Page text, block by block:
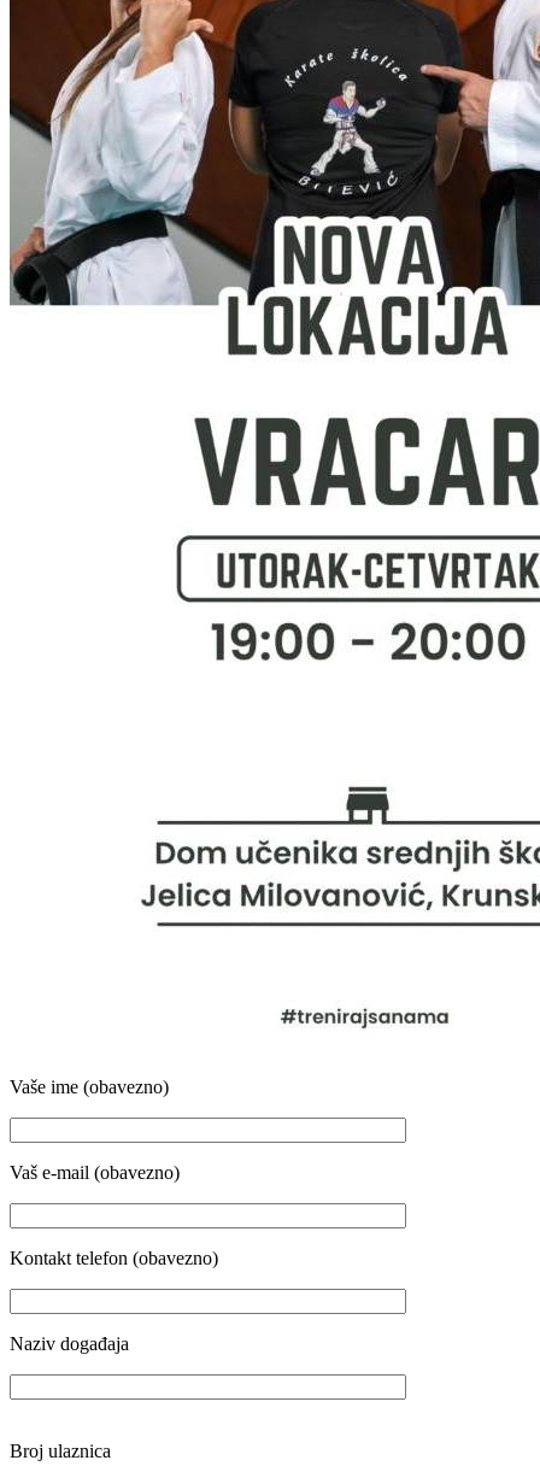
Vaše ime (obavezno)
Vaš e-mail (obavezno)
Kontakt telefon (obavezno)
Naziv događaja
Broj ulaznica